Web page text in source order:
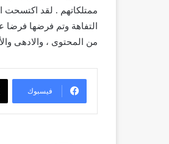
ممتلكاتهم . لقد اكتسحت
التفاهة وتم فرضها فرضا
من المحتوى ، والادهى
فيسبوك